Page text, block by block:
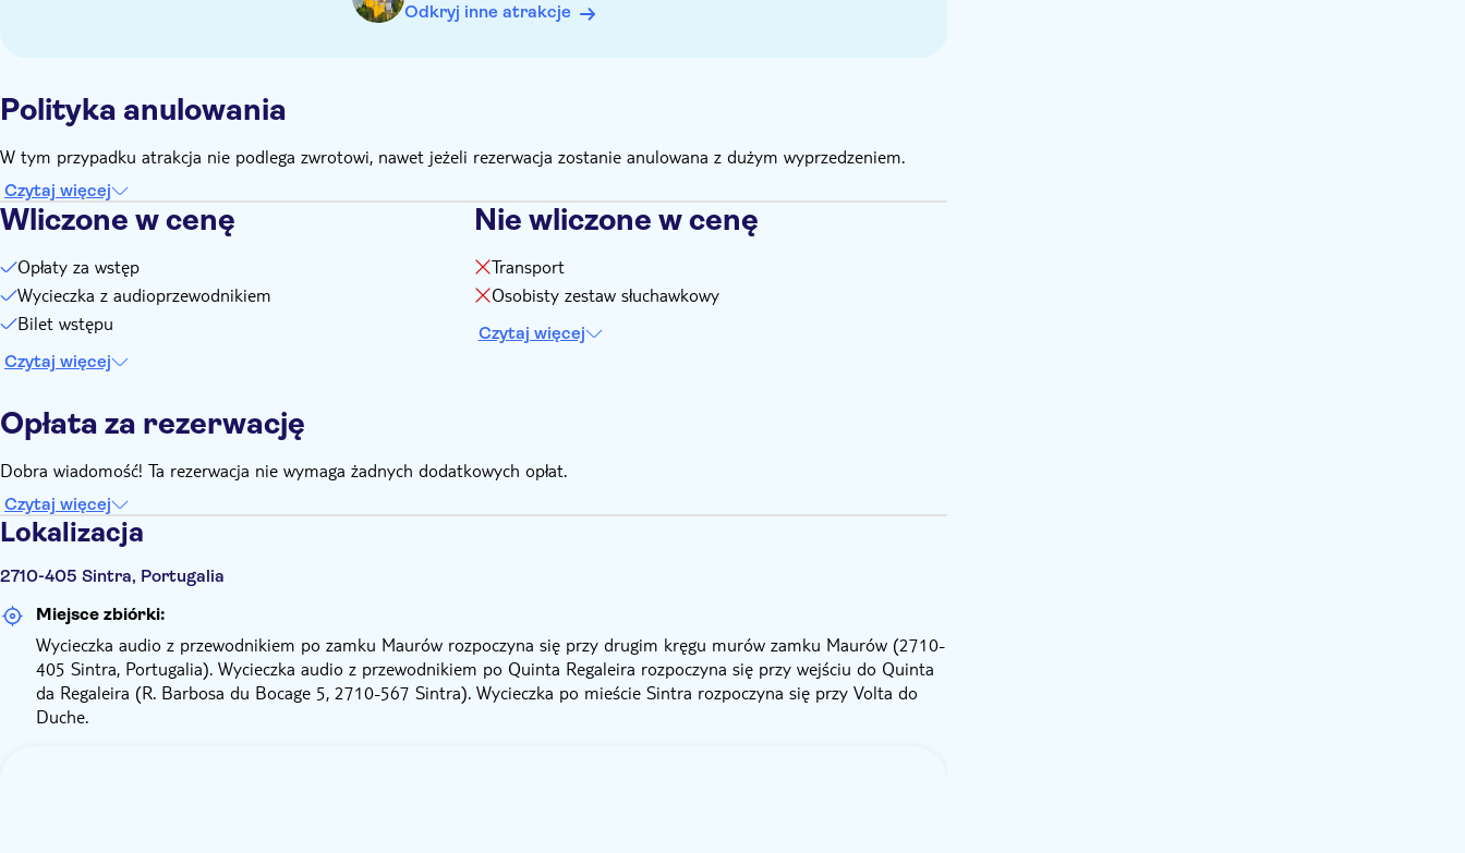
Odkryj inne atrakcje
Polityka anulowania
W tym przypadku atrakcja nie podlega zwrotowi, nawet jeżeli rezerwacja zostanie anulowana z dużym wyprzedzeniem.
Czytaj więcej
Wliczone w cenę
Opłaty za wstęp
Wycieczka z audioprzewodnikiem
Bilet wstępu
Czytaj więcej
Nie wliczone w cenę
Transport
Osobisty zestaw słuchawkowy
Czytaj więcej
Opłata za rezerwację
Dobra wiadomość! Ta rezerwacja nie wymaga żadnych dodatkowych opłat.
Czytaj więcej
Lokalizacja
2710-405 Sintra, Portugalia
Miejsce zbiórki:
Wycieczka audio z przewodnikiem po zamku Maurów rozpoczyna się przy drugim kręgu murów zamku Maurów (2710-
405 Sintra, Portugalia). Wycieczka audio z przewodnikiem po Quinta Regaleira rozpoczyna się przy wejściu do Quinta
da Regaleira (R. Barbosa du Bocage 5, 2710-567 Sintra). Wycieczka po mieście Sintra rozpoczyna się przy Volta do
Duche.